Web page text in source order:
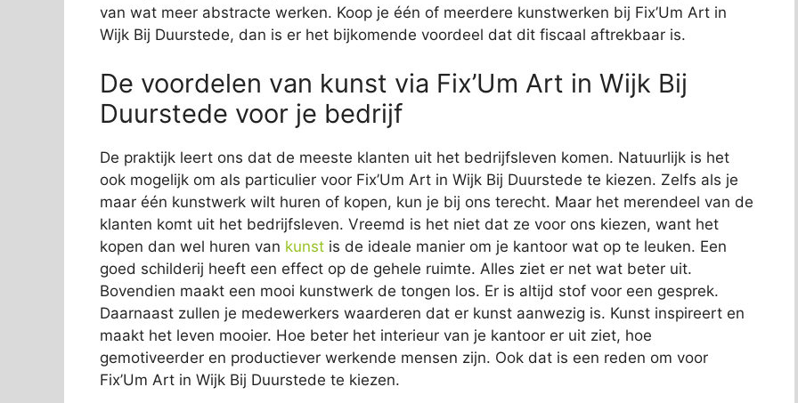
van wat meer abstracte werken. Koop je één of meerdere kunstwerken bij Fix’Um Art in
Wijk Bij Duurstede, dan is er het bijkomende voordeel dat dit fiscaal aftrekbaar is.
De voordelen van kunst via Fix’Um Art in Wijk Bij
Duurstede voor je bedrijf
De praktijk leert ons dat de meeste klanten uit het bedrijfsleven komen. Natuurlijk is het
ook mogelijk om als particulier voor Fix’Um Art in Wijk Bij Duurstede te kiezen. Zelfs als je
maar één kunstwerk wilt huren of kopen, kun je bij ons terecht. Maar het merendeel van de
klanten komt uit het bedrijfsleven. Vreemd is het niet dat ze voor ons kiezen, want het
kopen dan wel huren van kunst is de ideale manier om je kantoor wat op te leuken. Een
goed schilderij heeft een effect op de gehele ruimte. Alles ziet er net wat beter uit.
Bovendien maakt een mooi kunstwerk de tongen los. Er is altijd stof voor een gesprek.
Daarnaast zullen je medewerkers waarderen dat er kunst aanwezig is. Kunst inspireert en
maakt het leven mooier. Hoe beter het interieur van je kantoor er uit ziet, hoe
gemotiveerder en productiever werkende mensen zijn. Ook dat is een reden om voor
Fix’Um Art in Wijk Bij Duurstede te kiezen.